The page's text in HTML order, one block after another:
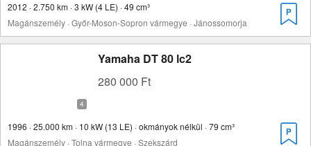
2012 · 2.750 km · 3 kW (4 LE) · 49 cm³
Magánszemély · Győr-Moson-Sopron vármegye · Jánossomorja
Yamaha DT 80 lc2
280 000 Ft
1996 · 25.000 km · 10 kW (13 LE) · okmányok nélkül · 79 cm³
Magánszemély · Tolna vármegye · Szekszárd